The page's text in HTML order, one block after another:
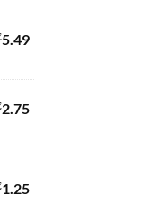
5.49Huidige
is:
€5.49.
2.75Huidige
1.25Huidige